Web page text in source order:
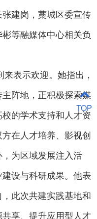
建岗，藁城区委宣传
等融媒体中心相关负
表示欢迎。她指出，
阵地，正积极探索媒
的学术支持和人才资
在人才培养、影视创
为区域发展注入活
设与科研成果。他表
此次共建实践基地和
享、提升应用型人才
TOP